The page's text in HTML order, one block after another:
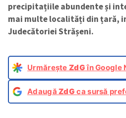
precipitațiile abundente și
mai multe localități din țară,
Judecătoriei Strășeni.
Urmărește ZdGîn Google
AdaugăZdG ca sursă